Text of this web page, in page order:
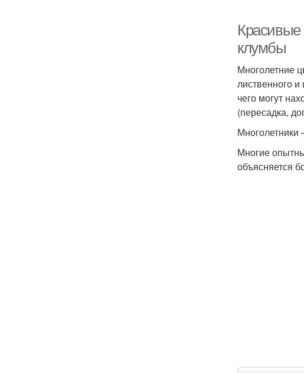
Красивые
клумбы
Многолетние
лиственного
чего могут
(пересадка,
Многолетники
Многие
объясняется